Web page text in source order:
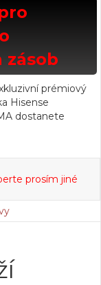
zásob
prémiový
Hisense
dostanete
prosím jiné